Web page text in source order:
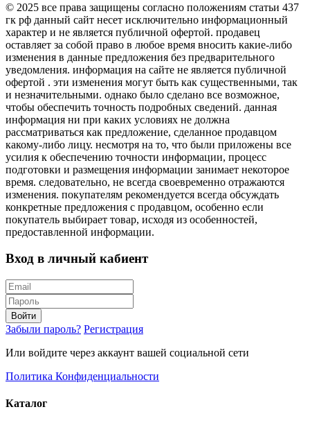
© 2025 все права защищены согласно положениям статьи 437
гк рф данный сайт несет исключительно информационный
характер и не является публичной офертой. продавец
оставляет за собой право в любое время вносить какие-либо
изменения в данные предложения без предварительного
уведомления. информация на сайте не является публичной
офертой . эти изменения могут быть как существенными, так
и незначительными. однако было сделано все возможное,
чтобы обеспечить точность подробных сведений. данная
информация ни при каких условиях не должна
рассматриваться как предложение, сделанное продавцом
какому-либо лицу. несмотря на то, что были приложены все
усилия к обеспечению точности информации, процесс
подготовки и размещения информации занимает некоторое
время. следовательно, не всегда своевременно отражаются
изменения. покупателям рекомендуется всегда обсуждать
конкретные предложения с продавцом, особенно если
покупатель выбирает товар, исходя из особенностей,
предоставленной информации.
Вход в личный кабиент
Войти
Забыли пароль? Регистрация
Или войдите через аккаунт вашей социальной сети
Политика Конфиденциальности
Каталог